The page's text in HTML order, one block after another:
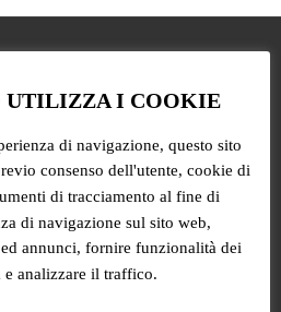
ABOUT
UTILIZZA I COOKIE
di navigazione, questo sito
consenso dell'utente, cookie di
di tracciamento al fine di
di navigazione sul sito web,
annunci, fornire funzionalità dei
e analizzare il traffico.